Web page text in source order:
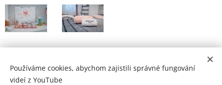
Používáme cookies, abychom zajistili správné fungování
videí z YouTube